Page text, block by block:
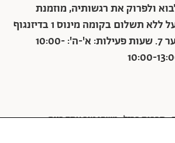
ולפרוק את רגשותיה, מוזמנת
ללא תשלום
בקומה מינוס 1 בדיזנגוף
סנטר, הכניסה משער 7. שעות פעילות: א'-ה': 10:00-
חרבות ברזל משהו טוב אחד ביום